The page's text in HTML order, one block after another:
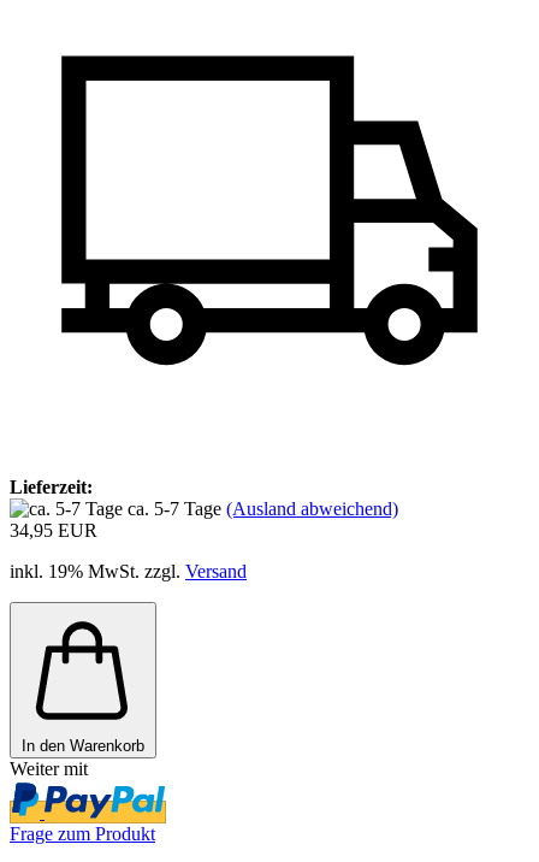
Lieferzeit:
ca. 5-7 Tage (Ausland abweichend)
34,95 EUR
inkl. 19% MwSt. zzgl. Versand
In den Warenkorb
Weiter mit
Frage zum Produkt